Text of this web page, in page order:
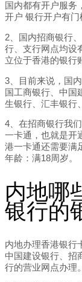
国内都有开户服务
开户 银行开户有门
2、国内招商银行
行、支行网点均设
立位于香港的银行
3、目前来说，国
国工商银行、中国
生银行、汇丰银行
4、在招商银行我
一卡通，也就是开
港一卡通还需要满
年龄：满18周岁。
内地哪
银行的
内地办理香港银行
中国建设银行、招
行的营业网点办理。